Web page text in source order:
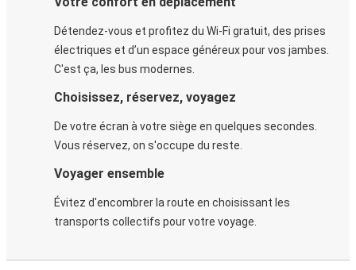
Détendez-vous et profitez du Wi-Fi gratuit, des prises
électriques et d’un espace généreux pour vos jambes.
C'est ça, les bus modernes.
Choisissez, réservez, voyagez
De votre écran à votre siège en quelques secondes.
Vous réservez, on s'occupe du reste.
Voyager ensemble
Évitez d'encombrer la route en choisissant les
transports collectifs pour votre voyage.